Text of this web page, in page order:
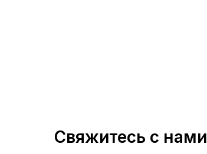
Свяжитесь с нами